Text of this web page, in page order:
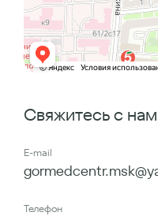
Свяжитесь с
E-mail
Телефон